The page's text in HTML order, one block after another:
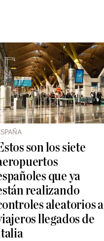
son los siete
que ya
realizando
aleatorios a
llegados de